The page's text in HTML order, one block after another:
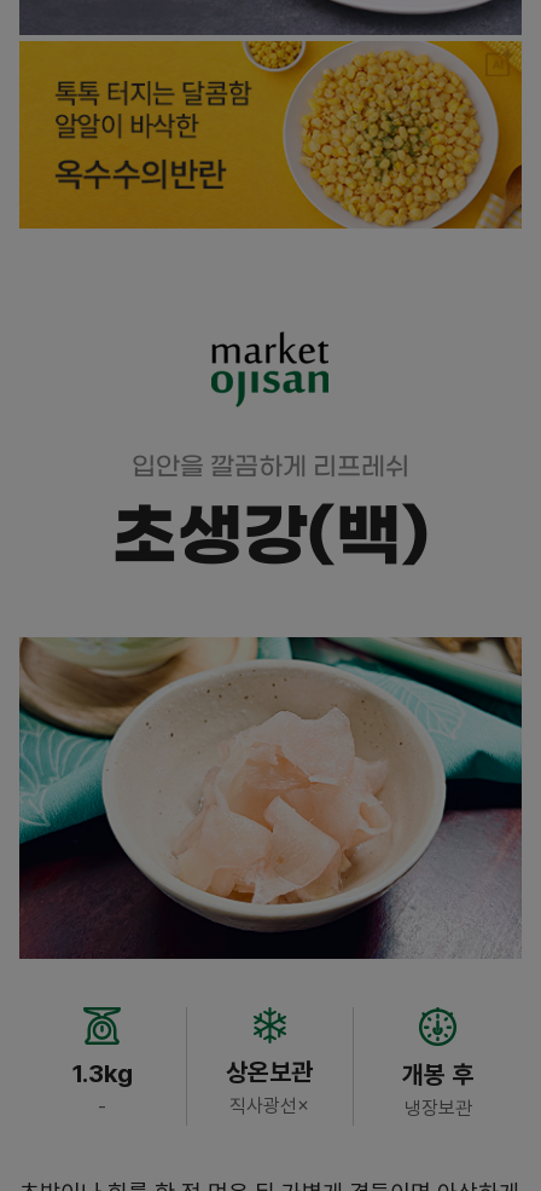
입안을 깔끔하게 리프레쉬
초생강(백)
1.3kg
-
상온보관
직사광선×
개봉 후
냉장보관